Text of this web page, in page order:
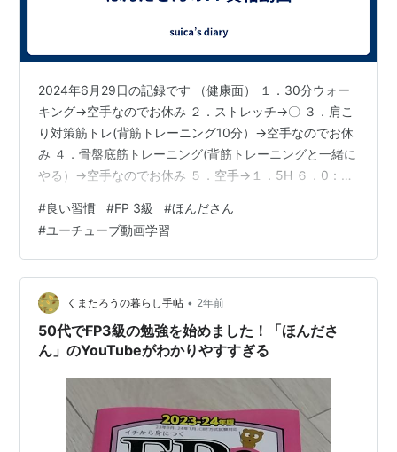
2024年6月29日の記録です （健康面） １．30分ウォー
キング→空手なのでお休み ２．ストレッチ→〇 ３．肩こ
り対策筋トレ(背筋トレーニング10分）→空手なのでお休
み ４．骨盤底筋トレーニング(背筋トレーニングと一緒に
やる）→空手なのでお休み ５．空手→１．5H ６．0：30
意識して水を飲む→〇 ２．日焼け止めを塗る→〇 ３．帽
子をかぶる→〇 ４．カロミル(栄養管理アプリ）をつけて
カロリー、摂取栄養素を意識する→〇 ５．歯磨き、フロ
スを徹底→〇 ６．一日置きにレチノール→無 （その他）
１．FP資格の勉強（1時間）→ 〇１H 金融問題集…
#良い習慣 #FP 3級 #ほんださん
#ユーチューブ動画学習
くまたろうの暮らし手帖 • 2年前
50代でFP3級の勉強を始めました！「ほんださ
ん」のYouTubeがわかりやすすぎる